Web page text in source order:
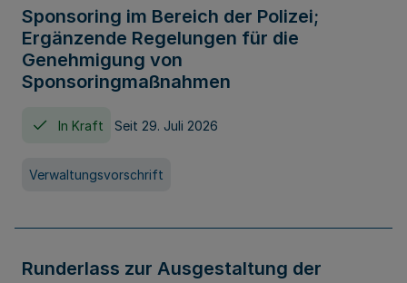
Sponsoring im Bereich der Polizei;
Ergänzende Regelungen für die
Genehmigung von
Sponsoringmaßnahmen
In Kraft Seit 29. Juli 2026
Verwaltungsvorschrift
Runderlass zur Ausgestaltung der